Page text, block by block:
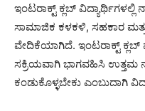
ಇಂಟರಾಕ್ಟ್ ಕ್ಲಬ್
ಸಾಮಾಜಿಕ ಕಳಕಳಿ, ಸಹಕಾರ ಮತ್ತು
ವೇದಿಕೆಯಾಗಿದೆ. ಇಂಟರಾಕ್ಟ್
ಸಕ್ರಿಯವಾಗಿ ಭಾಗವಹಿಸಿ ಉತ್ತಮ
ಕಂಡುಕೊಳ್ಳಬೇಕು ಎಂಬುದಾಗಿ